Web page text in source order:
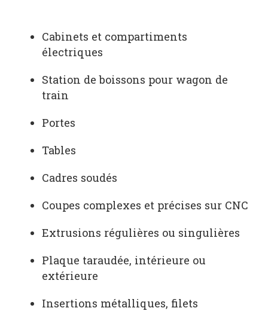
Cabinets et compartiments
électriques
Station de boissons pour wagon de
train
Portes
Tables
Cadres soudés
Coupes complexes et précises sur CNC
Extrusions régulières ou singulières
Plaque taraudée, intérieure ou
extérieure
Insertions métalliques, filets